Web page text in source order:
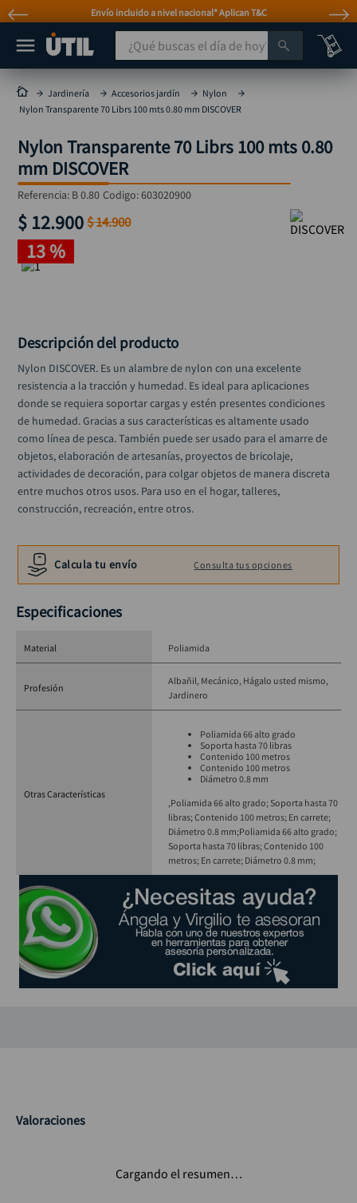
Envío incluido a nivel nacional* Aplican T&C
¿Qué buscas el día de hoy?
Jardinería Accesorios jardín
Nylon
Nylon Transparente 70 Librs 100 mts 0.80 mm DISCOVER
Nylon Transparente 70 Librs 100 mts 0.80
mm DISCOVER
Referencia: B 0.80 Codigo:603020900
$ 12.900 $14.900
13 %
Descripción del producto
Nylon DISCOVER. Es un alambre de nylon con una excelente
resistencia a la tracción y humedad. Es ideal para aplicaciones
donde se requiera soportar cargas y estén presentes condiciones
de humedad. Gracias a sus características es altamente usado
como línea de pesca. También puede ser usado para el amarre de
objetos, elaboración de artesanías, proyectos de bricolaje,
actividades de decoración, para colgar objetos de manera discreta
entre muchos otros usos. Para uso en el hogar, talleres,
construcción, recreación, entre otros.
Calcula tu envío Consulta tus opciones
Especificaciones
Material Poliamida
Profesión
Albañil Mecánico Hágalo usted mismo
Jardinero
Otras Características
Poliamida 66 alto grado
Soporta hasta 70 libras
Contenido 100 metros
Contenido 100 metros
Diámetro 0.8 mm
,Poliamida 66 alto grado; Soporta hasta 70
libras; Contenido 100 metros; En carrete;
Diámetro 0.8 mm;Poliamida 66 alto grado;
Soporta hasta 70 libras; Contenido 100
metros; En carrete; Diámetro 0.8 mm;
Valoraciones
Cargando el resumen…
MÁS BUSCADOS
taladro
taladros pulidoras
compresor
mototool
broca
sierra circular
alicate
taladro inalámbrico